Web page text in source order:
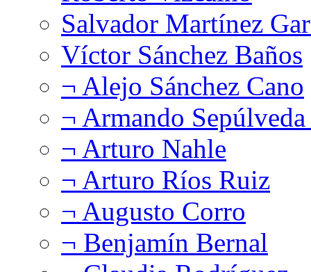
Salvador Martínez
Víctor Sánchez Baños
¬ Alejo Sánchez Cano
¬ Armando
¬ Arturo Nahle
¬ Arturo Ríos Ruiz
¬ Augusto Corro
¬ Benjamín Bernal